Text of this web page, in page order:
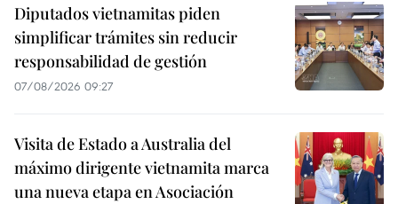
Diputados vietnamitas piden
simplificar trámites sin reducir
responsabilidad de gestión
07/08/2026 09:27
Visita de Estado a Australia del
máximo dirigente vietnamita marca
una nueva etapa en Asociación